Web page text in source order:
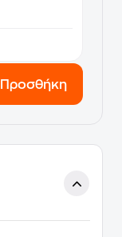
Προσθήκη